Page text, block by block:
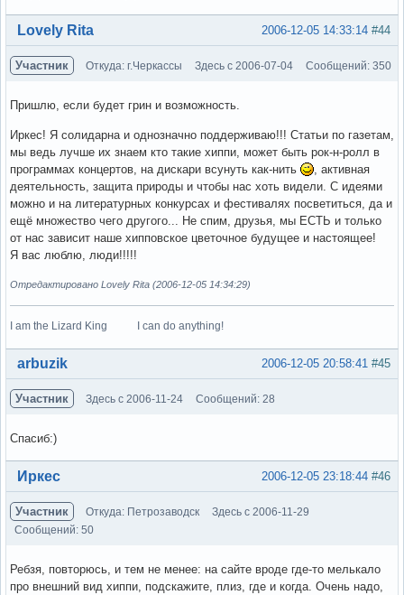
Вне форума #44
2006-12-05 14:33:14
Lovely Rita
Участник Откуда: г.Черкассы Здесь с 2006-07-04 Сообщений: 350
Пришлю, если будет грин и возможность.
Иркес! Я солидарна и однозначно поддерживаю!!! Статьи по газетам,
мы ведь лучше их знаем кто такие хиппи, может быть рок-н-ролл в
программах концертов, на дискари всунуть как-нить
, активная
деятельность, защита природы и чтобы нас хоть видели. С идеями
можно и на литературных конкурсах и фестивалях посветиться, да и
ещё множество чего другого... Не спим, друзья, мы ЕСТЬ и только
от нас зависит наше хипповское цветочное будущее и настоящее!
Я вас люблю, люди!!!!!
Отредактировано Lovely Rita (2006-12-05 14:34:29)
I am the Lizard King I can do anything!
Вне форума #45
2006-12-05 20:58:41
arbuzik
Участник Здесь с 2006-11-24 Сообщений: 28
Спасиб:)
Вне форума #46
2006-12-05 23:18:44
Иркес
Участник Откуда: Петрозаводск
Здесь с 2006-11-29
Сообщений: 50
Ребзя, повторюсь, и тем не менее: на сайте вроде где-то мелькало
про внешний вид хиппи, подскажите, плиз, где и когда. Очень надо,